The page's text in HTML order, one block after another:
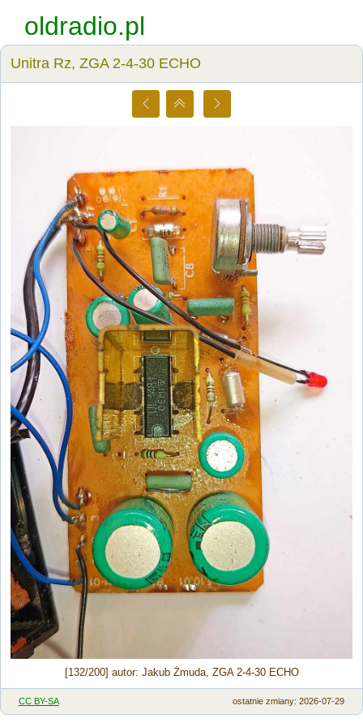
oldradio.pl
Unitra Rz, ZGA 2-4-30 ECHO
[132/200] autor: Jakub Żmuda, ZGA 2-4-30 ECHO
CC BY-SA ostatnie zmiany: 2026-07-29